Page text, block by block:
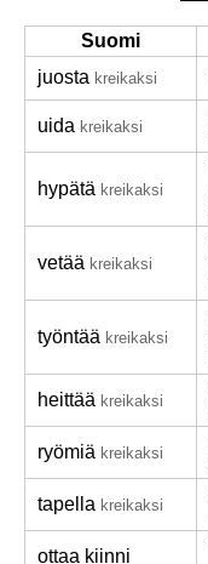
Suomi
juosta kreikaksi
uida kreikaksi
hypätä kreikaksi
vetää kreikaksi
työntää kreikaksi
heittää kreikaksi
ryömiä kreikaksi
tapella kreikaksi
ottaa kiinni